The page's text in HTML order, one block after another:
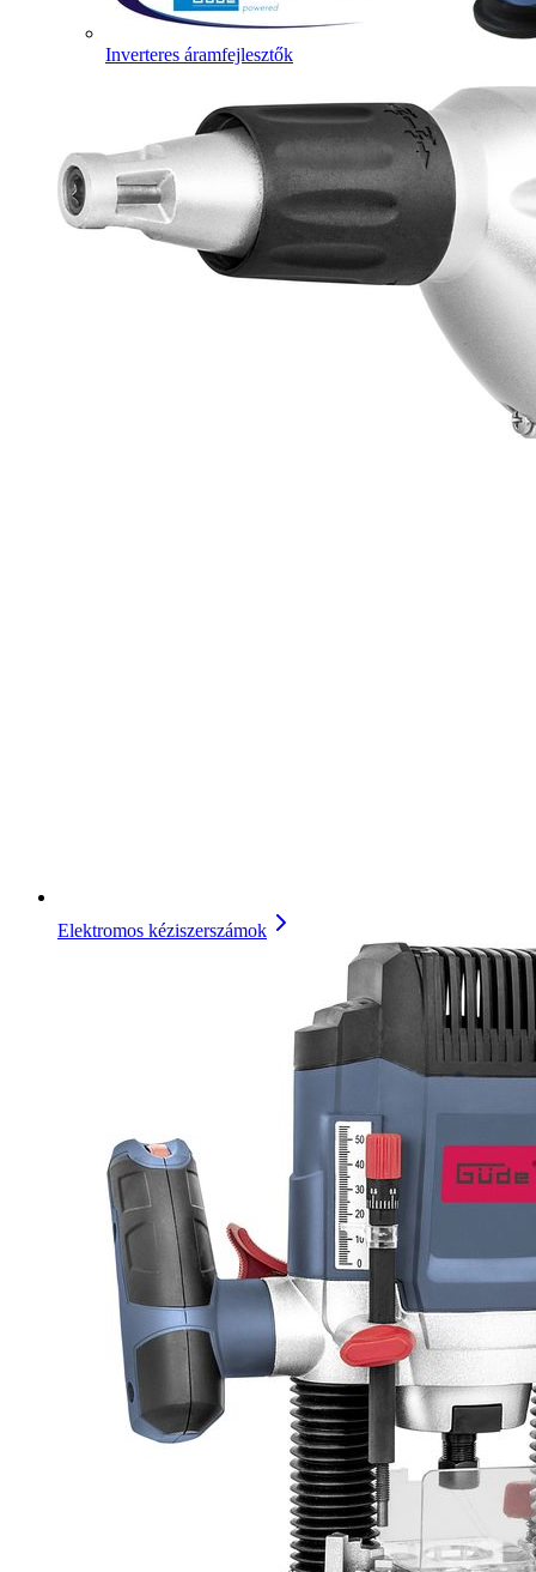
Inverteres áramfejlesztők
Elektromos kéziszerszámok